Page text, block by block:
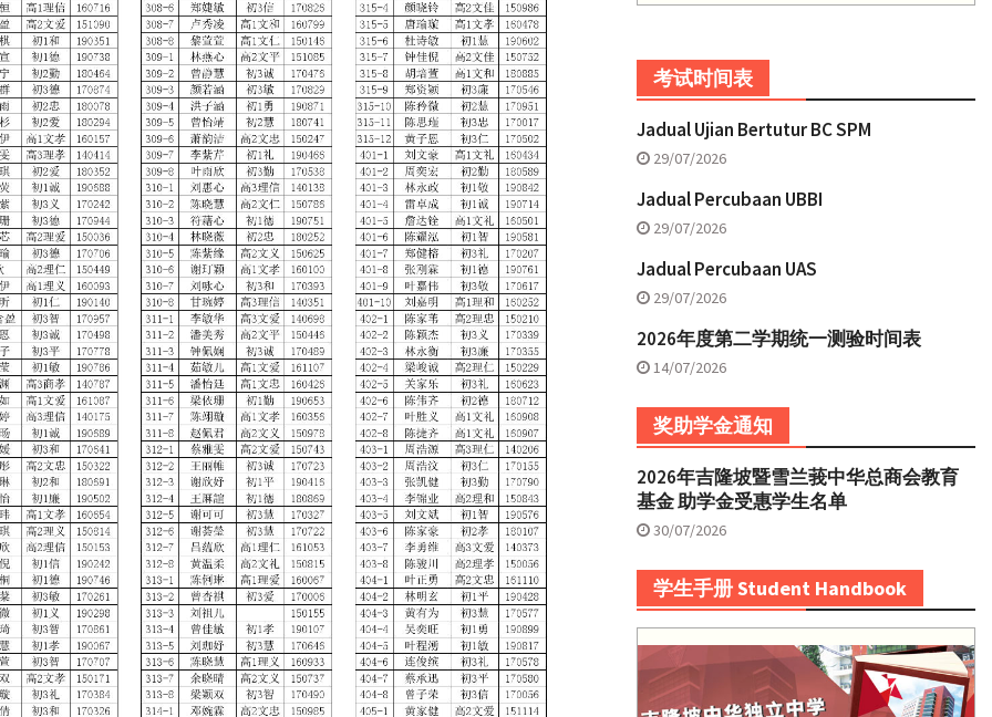
考试时间表
Jadual Ujian Bertutur BC SPM
29/07/2026
Jadual Percubaan UBBI
29/07/2026
Jadual Percubaan UAS
29/07/2026
2026年度第二学期统一测验时间表
14/07/2026
奖助学金通知
2026年吉隆坡暨雪兰莪中华总商会教育
基金 助学金受惠学生名单
30/07/2026
学生手册 Student Handbook